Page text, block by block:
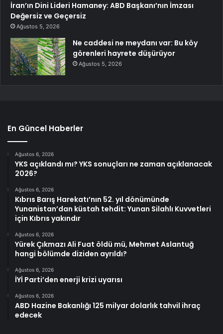
İran’ın Dini Lideri Hamaney: ABD Başkanı’nın İmzası
Değersiz ve Geçersiz
Ağustos 5, 2026
Ne caddesi ne meydanı var: Bu köy
görenleri hayrete düşürüyor
Ağustos 5, 2026
En Güncel Haberler
Ağustos 6, 2026
YKS açıklandı mı? YKS sonuçları ne zaman açıklanacak
2026?
Ağustos 6, 2026
Kıbrıs Barış Harekatı’nın 52. yıl dönümünde
Yunanistan’dan küstah tehdit: Yunan Silahlı Kuvvetleri
için Kıbrıs yakındır
Ağustos 6, 2026
Yürek Çıkmazı Ali Fuat öldü mü, Mehmet Aslantuğ
hangi bölümde diziden ayrıldı?
Ağustos 6, 2026
İYİ Parti’den enerji krizi uyarısı
Ağustos 6, 2026
ABD Hazine Bakanlığı 125 milyar dolarlık tahvil ihraç
edecek